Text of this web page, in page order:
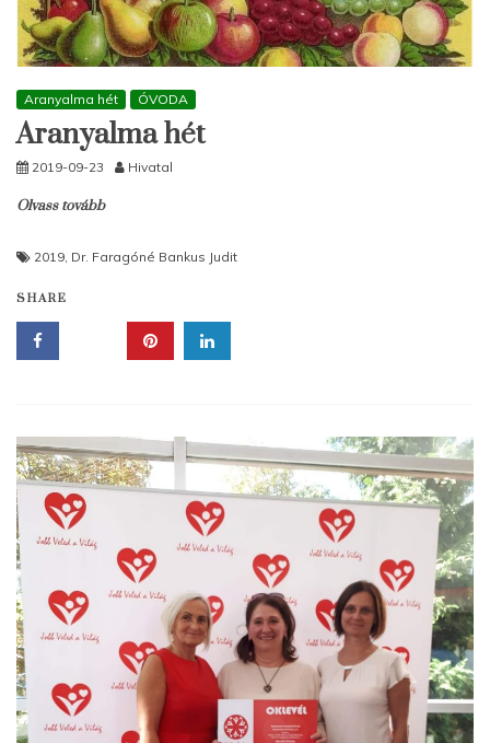
Aranyalma hét ÓVODA
Aranyalma hét
2019-09-23 Hivatal
Olvass tovább
2019, Dr. Faragóné Bankus Judit
SHARE